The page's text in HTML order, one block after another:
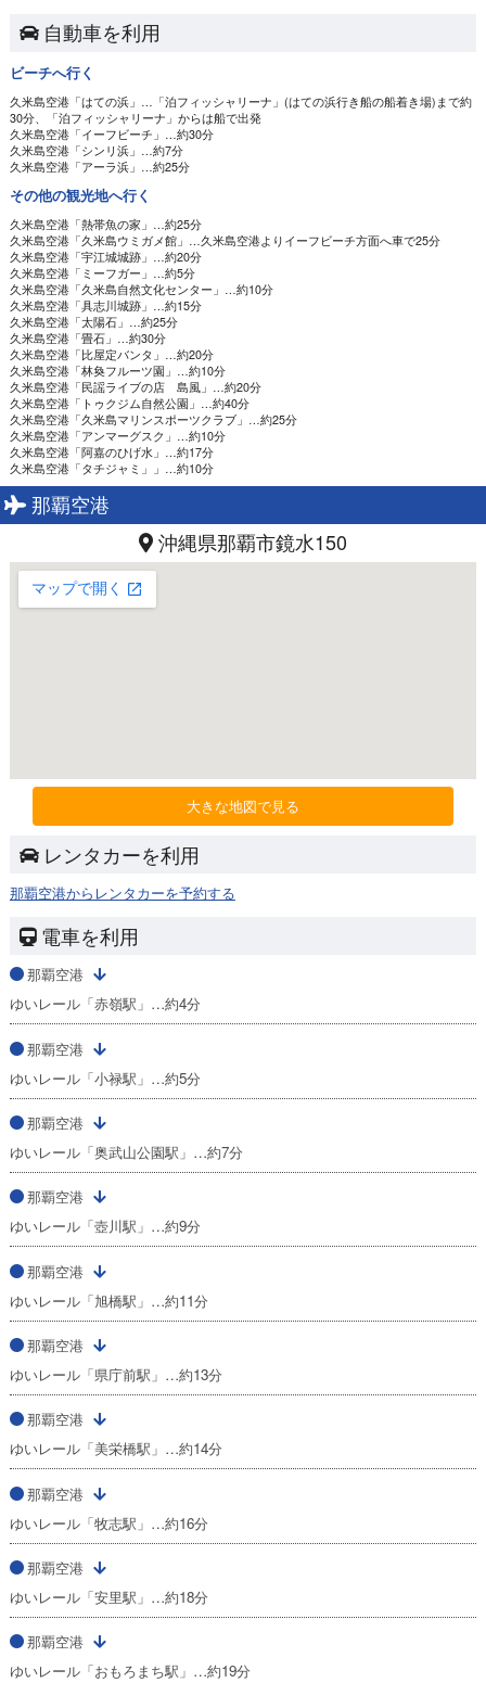
自動車を利用
ビーチへ行く
久米島空港「はての浜」…「泊フィッシャリーナ」(はての浜行き船の船着き場)まで約
30分、「泊フィッシャリーナ」からは船で出発
久米島空港「イーフビーチ」…約30分
久米島空港「シンリ浜」…約7分
久米島空港「アーラ浜」…約25分
その他の観光地へ行く
久米島空港「熱帯魚の家」…約25分
久米島空港「久米島ウミガメ館」…久米島空港よりイーフビーチ方面へ車で25分
久米島空港「宇江城城跡」…約20分
久米島空港「ミーフガー」…約5分
久米島空港「久米島自然文化センター」…約10分
久米島空港「具志川城跡」…約15分
久米島空港「太陽石」…約25分
久米島空港「畳石」…約30分
久米島空港「比屋定バンタ」…約20分
久米島空港「林奐フルーツ園」…約10分
久米島空港「民謡ライブの店 島風」…約20分
久米島空港「トゥクジム自然公園」…約40分
久米島空港「久米島マリンスポーツクラブ」…約25分
久米島空港「アンマーグスク」…約10分
久米島空港「阿嘉のひげ水」…約17分
久米島空港「タチジャミ」」…約10分
那覇空港
沖縄県那覇市鏡水150
大きな地図で見る
レンタカーを利用
那覇空港からレンタカーを予約する
電車を利用
那覇空港
ゆいレール「赤嶺駅」…約4分
那覇空港
ゆいレール「小禄駅」…約5分
那覇空港
ゆいレール「奥武山公園駅」…約7分
那覇空港
ゆいレール「壺川駅」…約9分
那覇空港
ゆいレール「旭橋駅」…約11分
那覇空港
ゆいレール「県庁前駅」…約13分
那覇空港
ゆいレール「美栄橋駅」…約14分
那覇空港
ゆいレール「牧志駅」…約16分
那覇空港
ゆいレール「安里駅」…約18分
那覇空港
ゆいレール「おもろまち駅」…約19分